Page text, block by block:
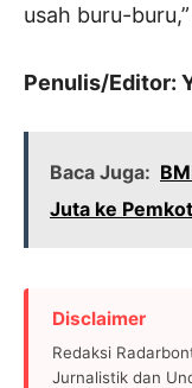
usah buru-
Penulis/Editor:
Baca Juga:
Juta ke
Disclaimer
Redaksi
Jurnalistik dan